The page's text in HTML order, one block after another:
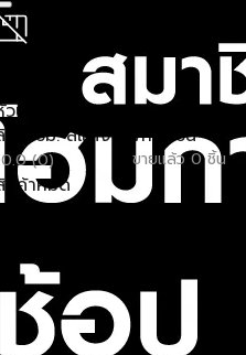
วาล์วกันน้ำซึมหยด NETAFIM
แพ็ก 5 ชิ้น
0.0 (0)
สินค้าหมด
วน้ำหยด NETAFIM PCJ 2
ตร/ชม. สีแดง แพ็ก 5 ชิ้น
0.0 (0) ขายแล้ว 0 ชิ้น
นค้าหมด